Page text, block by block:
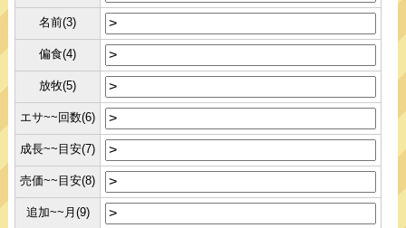
名前(3)
偏食(4)
放牧(5)
エサ~~回数(6)
成長~~目安(7)
売価~~目安(8)
追加~~月(9)